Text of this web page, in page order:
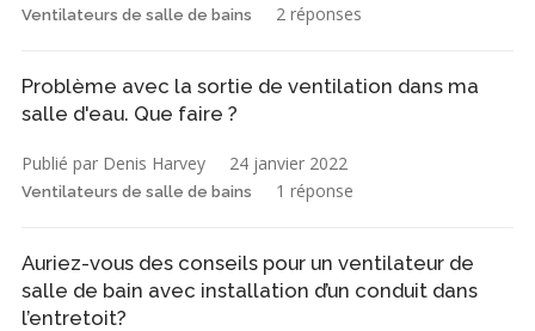
Ventilateurs de salle de bains 2 réponses
Problème avec la sortie de ventilation dans ma
salle d'eau. Que faire ?
Publié par Denis Harvey 24 janvier 2022
Ventilateurs de salle de bains 1 réponse
Auriez-vous des conseils pour un ventilateur de
salle de bain avec installation d’un conduit dans
l’entretoit?